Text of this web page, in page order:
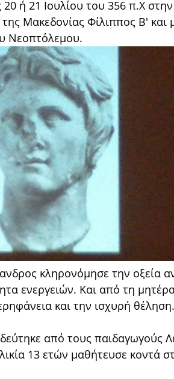
ή 21 Ιουλίου του 356 π.Χ
Μακεδονίας Φίλιππος Β'
Νεοπτόλεμου.
κληρονόμησε την οξεία
ενεργειών. Και από τη
και την ισχυρή θέληση.
από τους παιδαγωγούς
13 ετών μαθήτευσε κοντά